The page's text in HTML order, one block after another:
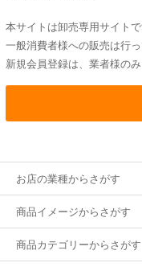
本サイトは卸売専用サイトで
一般消費者様への販売は行っ
新規会員登録は、業者様の
お店の業種からさがす
商品イメージからさがす
商品カテゴリーからさがす